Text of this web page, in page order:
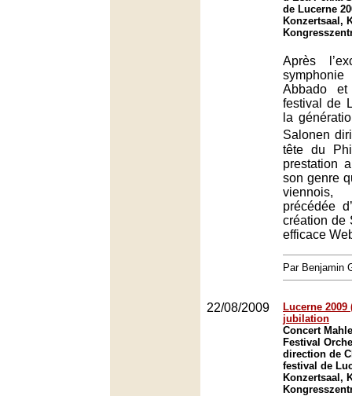
de Lucerne
Konzertsaal,
Après
Abbado et
festival de
la
Salonen
tête du
prestation
son genre
viennois,
précédée
création de
efficace
Par Benjamin
22/08/2009
Lucerne 2009
jubilation
Concert
Festival
direction de
festival de
Konzertsaal,